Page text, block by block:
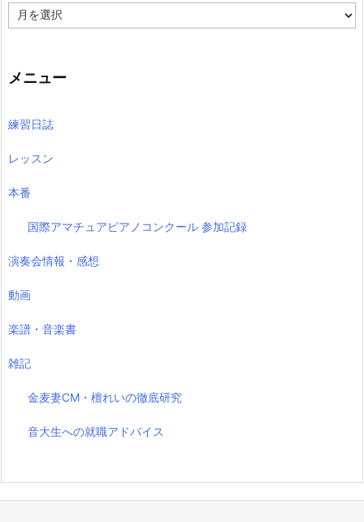
去
事
メニュー
練習日誌
レッスン
本番
国際アマチュアピアノコンクール 参加記録
演奏会情報・感想
動画
楽譜・音楽書
雑記
金麦妻CM・檀れいの徹底研究
音大生への就職アドバイス